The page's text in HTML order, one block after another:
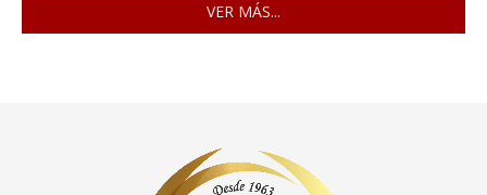
VER MÁS...